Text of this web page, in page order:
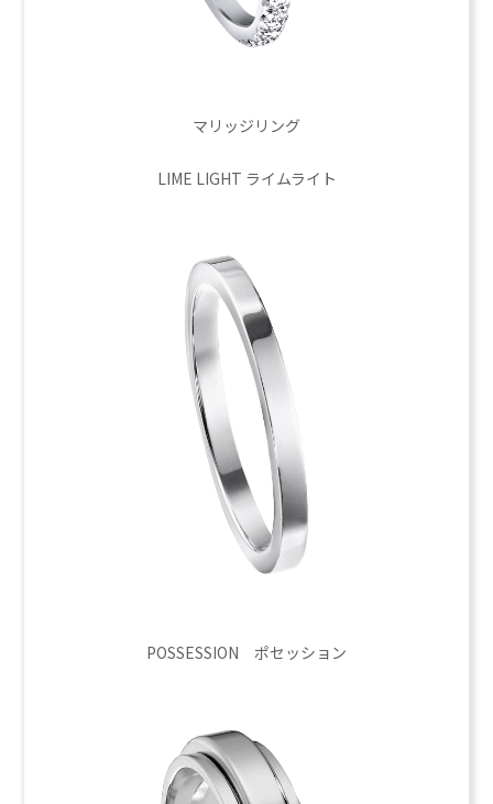
マリッジリング
LIME LIGHT ライムライト
POSSESSION ポセッション